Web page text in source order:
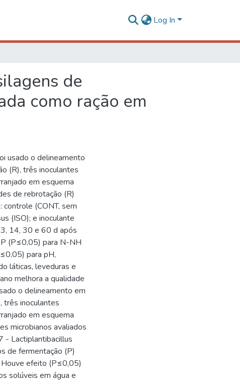
Log In
de
como ração em
usado o delineamento
(R), três inoculantes
em esquema
de rebrotação (R)
(CONT, sem
(ISO); e inoculante
14, 30 e 60 d após
(P≤0,05) para N-NH
para pH,
láticas, leveduras e
melhora a qualidade
o delineamento em
três inoculantes
em esquema
microbianos avaliados
- Lactiplantibacillus
de fermentação (P)
efeito (P≤0,05)
solúveis em água e